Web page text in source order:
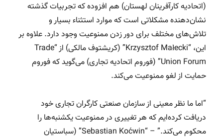
(اتحادیه کارآفرینان لهستان) هم افزوده که تجربیات گذشته
نشان‌دهنده مشکلاتی است که موارد استثناء بسیار و
تلاش‌های مختلف برای دور زدن ممنوعیت وجود دارد. علاوه بر
این، “Krzysztof Małecki” (کریشتوف مالکی) از “Trade
Union Forum” (فوروم اتحادیه تجاری) می‌گوید که فوروم
حمایت از لغو ممنوعیت می‌کند.
“اما ما نظر معینی از سازمان صنعتی کارگران تجاری خود
دریافت کرده‌ایم که هر تغییری در ممنوعیت یکشنبه‌ها را
محکوم می‌کند.” – “Sebastian Koćwin” (سباستیان